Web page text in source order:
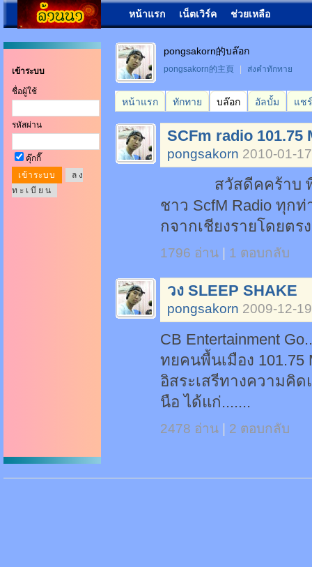
หน้าแรก เน็ตเวิร์ค ช่วยเหลือ
เข้าระบบ
ชื่อผู้ใช้
รหัสผ่าน
คุ๊กกี๊
ล ง
ท ะ เ บี ย น
pongsakorn的บล๊อก
pongsakorn的主頁 ส่งคำทักทาย
หน้าแรก ทักทาย บล๊อก อัลบั้ม แชร์
SCFm radio 101.75
pongsakorn 2010-01-
สวัสดีคคร้าบ พี่ๆ
ชาว ScfM Radio ทุก
กจากเชียงรายโดยตร
1796 อ่าน 1 ตอบกลับ
วง SLEEP SHAKE
pongsakorn 2009-12-
CB Entertainment
ทยคนพื้นเมือง
อิสระเสรีทางความคิ
นือ ได้แก่.......
2478 อ่าน 2 ตอบกลับ